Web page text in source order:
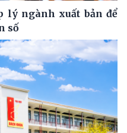
lý ngành xuất bản để
số